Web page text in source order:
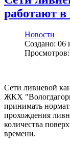
работают
Новости
Создано: 06
Сети ливневой
ЖКХ
принимать
прохождения
количества
времени.